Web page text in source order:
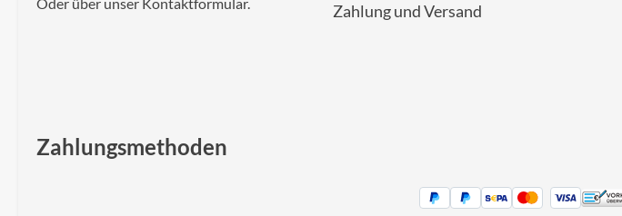
Zahlung und Versand
Zahlungsmethoden